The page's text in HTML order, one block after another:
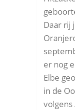
Daar rij
er nog
Elbe
in de
volgens